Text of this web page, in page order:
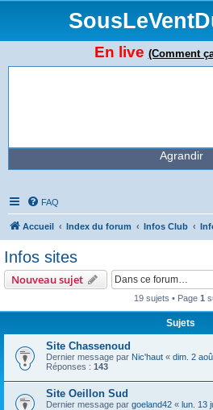
En live (Comment
Agrandir
FAQ
Accueil Index du forum Infos Club
Infos sites
Nouveau sujet
19 sujets • Page 1
Sujets
Site Chassenoud
Dernier message par Nic'haut « dim. 2
Réponses : 143
Site Oeillon Sud
Dernier message par goeland42 « lun. 13